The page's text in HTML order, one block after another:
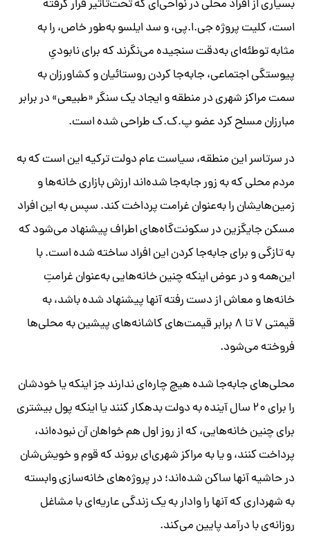
بسیاری از افراد محلی در نواحی‌ای که تحت‌تاثیر قرار گرفته
است، کلیت پروژه جی.ا.پی، و سد ایلسو به‌طور خاص، را به
مثابه توطئه‌ای به‌دقت سنجیده‌ می‌نگرند که برای نابودیِ
پیوستگی اجتماعی، جابه‌جا کردن روستائیان و کشاورزان به
سمت مراکز شهری در منطقه و ایجاد یک سنگر «طبیعی» در برابر
مبارزان مسلح کرد عضو پ.ک.ک طراحی شده است.
در سرتاسر این منطقه، سیاست عام دولت ترکیه این است که به
مردم محلی که به زور جا‌به‌جا شده‌اند ارزش بازاری خانه‌ها و
زمین‌هایشان را به‌عنوان غرامت پرداخت کند. سپس به این افراد
مسکن جایگزین در سکونت‌گاه‌های اطراف پیشنهاد می‌شود که
به تازگی و برای جابه‌جا کردن این افراد ساخته شده است. با
این‌همه و در عوض اینکه چنین خانه‌هایی به‌عنوان غرامتِ
خانه‌ها و معاش از دست رفته آنها پیشنهاد شده باشد، به
قیمتی ۷ تا ۸ برابر قیمت‌های کاشانه‌های پیشین به محلی‌ها
فروخته می‌شود.
محلی‌های جابه‌جا شده هیچ چاره‌ای ندارند جز اینکه یا خودشان
را برای ۲۰ سال آینده به دولت بدهکار کنند یا اینکه پول بیشتری
برای چنین خانه‌هایی، که از روز اول هم خواهان آن نبوده‌اند،
پرداخت کنند، و یا به مراکز شهری‌ای بروند که قوم و خویش‌شان
در حاشیه آنها ساکن شده‌اند؛ در پروژه‌های خانه‌سازی وابسته
به شهرداری که آنها را وادار به یک زندگی عاریه‌ای با مشاغل
روزانه‌ی با درآمد پایین می‌کند.